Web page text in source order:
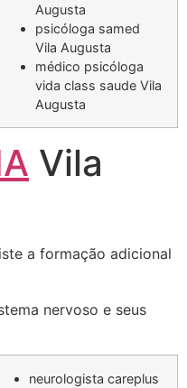
Augusta
psicóloga samed
Vila Augusta
médico psicóloga
vida class saude Vila
Augusta
Vila
a formação adicional
nervoso e seus
neurologista careplus